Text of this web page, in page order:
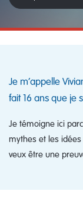
Je m’appelle
fait 16 ans que je
Je témoigne ici
mythes et les
veux être une